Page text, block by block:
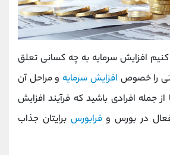
افزایش سرمایه به چه کسانی تعلق
را خصوص افزایش سرمایه و مراحل آن
جمله افرادی باشید که فرآیند افزایش
در بورس وفرابورس برایتان جذاب